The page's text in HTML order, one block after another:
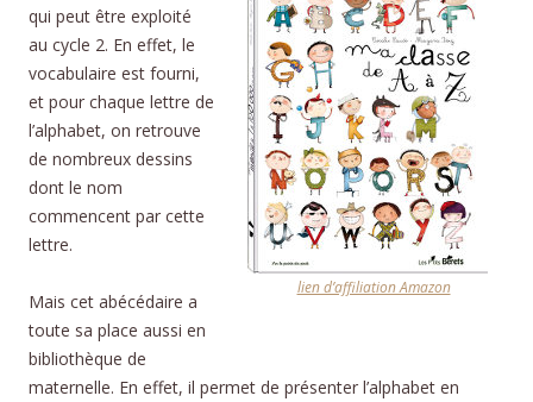
lien d’affiliation Amazon
qui peut être exploité
au cycle 2. En effet, le
vocabulaire est fourni,
et pour chaque lettre de
l’alphabet, on retrouve
de nombreux dessins
dont le nom
commencent par cette
lettre.
Mais cet abécédaire a
toute sa place aussi en
bibliothèque de
maternelle. En effet, il permet de présenter l’alphabet en